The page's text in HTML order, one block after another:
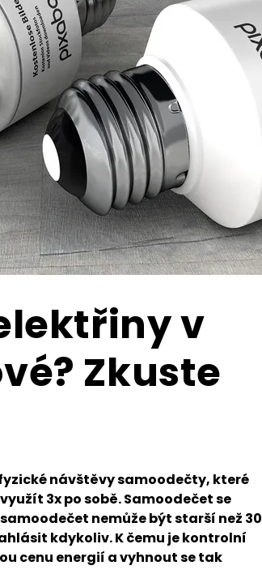
v
Zkuste
návštěvy samoodečty, které
3x po sobě. Samoodečet se
nemůže být starší než 30
kdykoliv. K čemu je kontrolní
cenu energií a vyhnout se tak